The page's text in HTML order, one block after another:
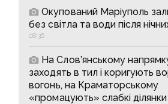
Окупований Маріуполь
без світла та води після
08:36
На Слов’янському
заходять в тил і коригують
вогонь, на Краматорському
«промацують» слабкі ділянки